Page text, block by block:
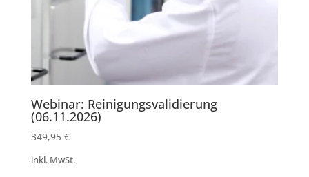
Webinar: Reinigungsvalidierung
(06.11.2026)
349,95 €
inkl. MwSt.